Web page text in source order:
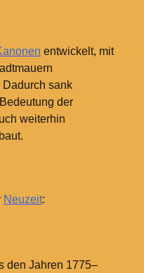
entwickelt, mit
sank
der
weiterhin
Neuzeit:
den Jahren 1775–